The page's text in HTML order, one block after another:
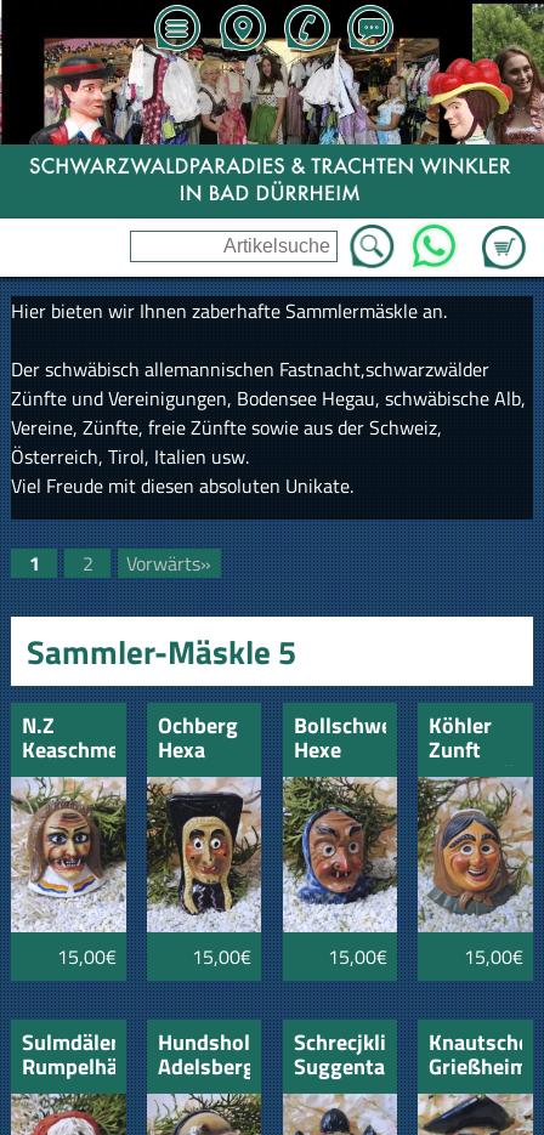
Zum
WhatsApp
Hier bieten wir Ihnen zaberhafte Sammlermäskle an.
Der schwäbisch allemannischen Fastnacht,schwarzwälder
Zünfte und Vereinigungen, Bodensee Hegau, schwäbische Alb,
Vereine, Zünfte, freie Zünfte sowie aus der Schweiz,
Österreich, Tirol, Italien usw.
Viel Freude mit diesen absoluten Unikate.
1 2 Vorwärts»
Sammler-Mäskle 5
N.Z
Keaschmecker
Betra
15,00€
Ochberg
Hexa
Laheim
15,00€
Bollschweil
Hexe
15,00€
Köhler
Zunft
Unterbränd
15,00€
Sulmdäler
Rumpelhäx
Hundsholzhexen
Adelsberg
Schrecjkli
Suggental
Knautscher
Grießheim